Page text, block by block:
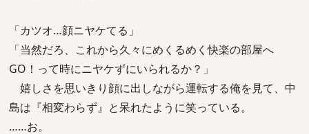
「カツオ…顔ニヤケてる」
「当然だろ、これから久々にめくるめく快楽の部屋へ
GO！って時にニヤケずにいられるか？」
嬉しさを思いきり顔に出しながら運転する俺を見て、中
島は『相変わらず』と呆れたように笑っている。
……お。